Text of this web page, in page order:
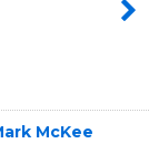
McKee